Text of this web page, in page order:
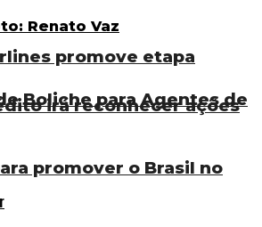
promove etapa
Boliche para Agentes de
irá reconhecer ações
promover o Brasil no